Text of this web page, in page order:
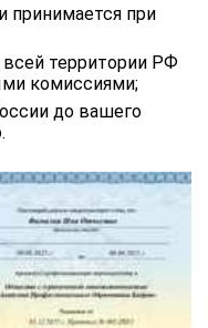
принимается при
территории РФ
комиссиями;
до вашего